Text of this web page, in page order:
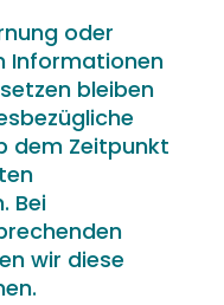
oder
Informationen
bleiben
dem Zeitpunkt
Bei
wir diese